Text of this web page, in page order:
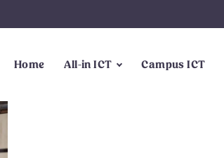
Home All-in ICT Campus ICT